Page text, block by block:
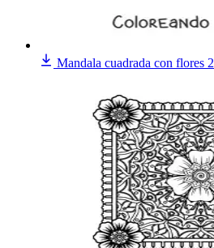
Mandala cuadrada con flores 2